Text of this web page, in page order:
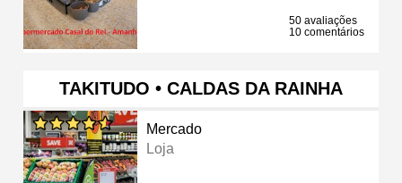
50 avaliações
10 comentários
TAKITUDO • CALDAS DA RAINHA
Mercado
Loja